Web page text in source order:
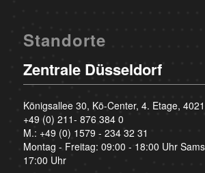
Standorte
Zentrale Düsseldorf
Königsallee 30, Kö-Center, 4. Etage,
+49 (0) 211- 876 384 0
M.: +49 (0) 1579 - 234 32 31
Montag - Freitag: 09:00 - 18:00 Uhr
17:00 Uhr